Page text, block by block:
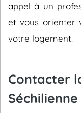
appel à un
et vous orienter
votre logement.
Contacter
Séchilienne